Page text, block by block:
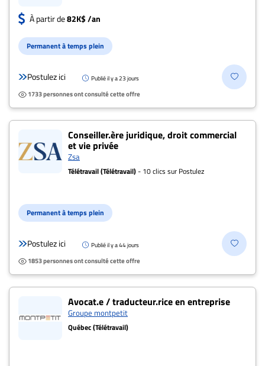
À partir de82K$ /an
Permanent à temps plein
Postulez ici Publié il y a 23 jours
1733 personnes ont consulté cette offre
Conseiller.ère juridique, droit commercial
et vie privée
Zsa
Télétravail (Télétravail)- 10 clics sur Postulez
Permanent à temps plein
Postulez ici Publié il y a 44 jours
1853 personnes ont consulté cette offre
Avocat.e / traducteur.rice en entreprise
Groupe montpetit
Québec (Télétravail)